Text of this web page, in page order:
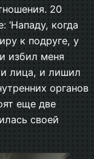
20
‘Нападу, когда
к подруге, у
избил меня
лица, и лишил
органов
еще две
своей